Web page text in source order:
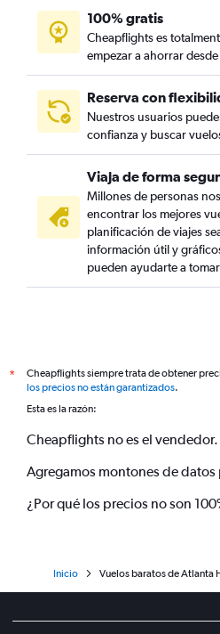
100% gratis
Cheapflights es
empezar a ahorrar
Reserva con
Nuestros usuarios
confianza y buscar
Viaja de forma
Millones de personas
encontrar los mejores
planificación de viajes
información útil y
pueden ayudarte a
*
Cheapflights siempre trata de obtener
los precios no están garantizados.
Esta es la razón:
Cheapflights no es el vendedor.
Agregamos montones de datos
¿Por qué los precios no son
Inicio Vuelos baratos de Atlanta